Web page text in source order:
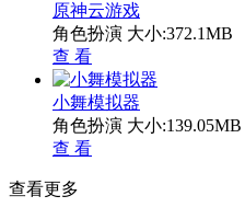
原神云游戏
角色扮演 大小:372.1MB
查 看
小舞模拟器
角色扮演 大小:139.05MB
查 看
查看更多